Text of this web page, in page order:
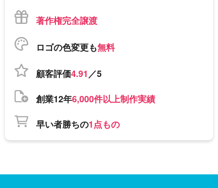
著作権完全譲渡
ロゴの色変更も無料
顧客評価4.91／5
創業12年6,000件以上制作実績
早い者勝ちの1点もの